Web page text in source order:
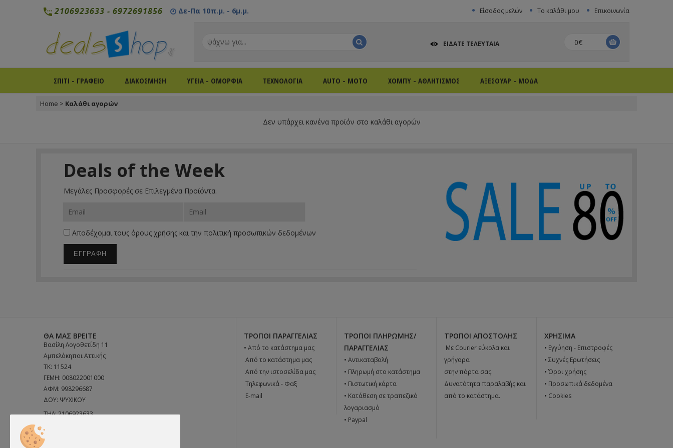
2106923633 - 6972691856 Δε-Πα 10π.μ. - 6μ.μ. Είσοδος μελών Το καλάθι μου Επικοινωνία
ΕΙΔΑΤΕ ΤΕΛΕΥΤΑΙΑ 0€
ΣΠΙΤΙ - ΓΡΑΦΕΙΟ ΔΙΑΚΟΣΜΗΣΗ ΥΓΕΙΑ - ΟΜΟΡΦΙΑ ΤΕΧΝΟΛΟΓΙΑ AUTO - MOTO ΧΟΜΠΥ - ΑΘΛΗΤΙΣΜΟΣ ΑΞΕΣΟΥΑΡ - ΜΟΔΑ
Home > Καλάθι αγορών
Δεν υπάρχει κανένα προϊόν στο καλάθι αγορών
Deals of the Week
Μεγάλες Προσφορές σε Επιλεγμένα Προϊόντα.
Αποδέχομαι τους όρους χρήσης και την πολιτική προσωπικών δεδομένων
ΕΓΓΡΑΦΗ
ΘΑ ΜΑΣ ΒΡΕΊΤΕ
Βασίλη Λογοθετίδη 11
Αμπελόκηποι Αττικής
ΤΚ: 11524
ΓΕΜΗ: 008022001000
ΑΦΜ: 998296687
ΔΟΥ: ΨΥΧΙΚΟΥ
ΤΗΛ:2106923633
Email:
ΤΡΌΠΟΙ ΠΑΡΑΓΓΕΛΊΑΣ
• Από το κατάστημα μας
 Από το κατάστημα μας
 Από την ιστοσελίδα μας
 Tηλεφωνικά - Φαξ
 E-mail
ΤΡΌΠΟΙ ΠΛΗΡΩΜΉΣ/
ΠΑΡΑΓΓΕΛΊΑΣ
• Αντικαταβολή
• Πληρωμή στο κατάστημα
• Πιστωτική κάρτα
• Κατάθεση σε τραπεζικό
λογαριασμό
• Paypal
ΤΡΌΠΟΙ ΑΠΟΣΤΟΛΉΣ
 Με Courier εύκολα και
γρήγορα
στην πόρτα σας.
Δυνατότητα παραλαβής και
από το κατάστημα.
ΧΡΉΣΙΜΑ
• Εγγύηση - Επιστροφές
• Συχνές Ερωτήσεις
• Όροι χρήσης
• Προσωπικά δεδομένα
• Cookies